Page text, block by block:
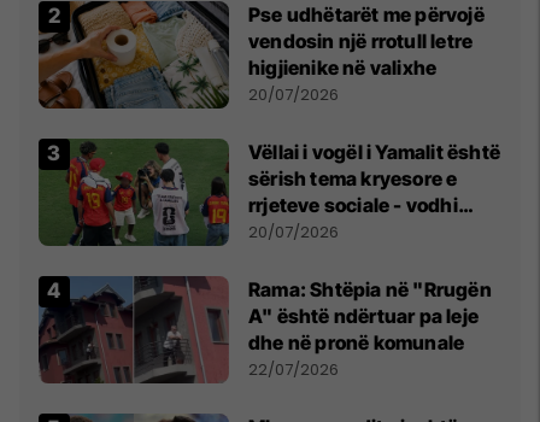
Pse udhëtarët me përvojë
vendosin një rrotull letre
higjienike në valixhe
20/07/2026
Vëllai i vogël i Yamalit është
sërish tema kryesore e
rrjeteve sociale - vodhi
vëmendjen pas finales së
20/07/2026
Rama: Shtëpia në "Rrugën
A" është ndërtuar pa leje
dhe në pronë komunale
22/07/2026